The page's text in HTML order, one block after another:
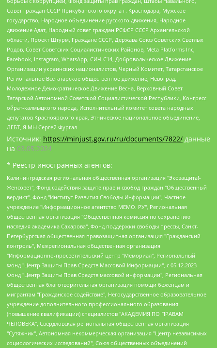
Совет граждан СССР Прикубанского округа г. Краснодара, Мужское
государство, Народное объединение русского движения, Народное
движение Адат, Народный совет граждан РСФСР СССР Архангельской
области, Проект Штурм, Граждане СССР, Держава Союз Советских Светлых
Родов, Совет Советских Социалистических Районов, Meta Platforms Inc,
Facebook, Instagram, WhatsApp, СИЧ-С14, Добровольческое Движение
Организации украинских националистов, Черный Комитет, Татарстанское
Региональное Всетатарское общественное движение, Невоград,
Молодежное Демократическое Движение Весна, Верховный Совет
Татарской Автономной Советской Социалистической Республики, Конгресс
ойрат-калмыцкого народа, Исполнительный комитет совета народных
депутатов Красноярского края, Этническое национальное объединение,
ЛГБТ, Я.МЫ Сергей Фургал
Источник: https://minjust.gov.ru/ru/documents/7822/ данные
на 03.05.2024
* Реестр иностранных агентов:
Калининградская региональная общественная организация "Экозащита!-Женсовет", Фонд содействия защите прав и свобод граждан "Общественный вердикт", Фонд "Институт Развития Свободы Информации", Частное учреждение "Информационное агентство МЕМО. РУ", Региональная общественная организация "Общественная комиссия по сохранению наследия академика Сахарова", Фонд поддержки свободы прессы, Санкт-Петербургская общественная правозащитная организация "Гражданский контроль", Межрегиональная общественная организация "Информационно-просветительский центр "Мемориал", Региональный Фонд "Центр Защиты Прав Средств Массовой Информации", с 05.12.2023 Фонд "Центр Защиты Прав Средств массовой информации", Региональная общественная благотворительная организация помощи беженцам и мигрантам "Гражданское содействие", Негосударственное образовательное учреждение дополнительного профессионального образования (повышение квалификации) специалистов "АКАДЕМИЯ ПО ПРАВАМ ЧЕЛОВЕКА", Свердловская региональная общественная организация "Сутяжник", Автономная некоммерческая организация "Центр независимых социологических исследований", Союз общественных объединений "Российский исследовательский центр по правам человека", Региональное общественное учреждение научно-информационный центр "МЕМОРИАЛ", Некоммерческая организация "Фонд защиты гласности", Автономная некоммерческая организация "Институт прав человека", Городская общественная организация "Екатеринбургское общество "МЕМОРИАЛ", Городская общественная организация "Рязанское историко-просветительское и правозащитное общество "Мемориал" (Рязанский Мемориал), Челябинский региональный орган общественной самодеятельности – женское общественное объединение "Женщины Евразии", Челябинский региональный орган общественной самодеятельности "Уральская правозащитная группа", Фонд содействия защите здоровья и социальной справедливости имени Андрея Рылькова, Автономная Некоммерческая Организация "Аналитический Центр Юрия Левады", Автономная некоммерческая организация социальной поддержки населения "Проект Апрель", Региональная общественная организация помощи женщинам и детям, находящимся в кризисной ситуации "Информационно-методический центр "Анна", Фонд содействия развитию массовых коммуникаций и правовому просвещению "Так-так-Так", Фонд содействия устойчивому развитию "Серебряная тайга", Свердловский региональный общественный фонд социальных проектов "Новое время", "Idel.Реалии", Кавказ.Реалии, Крым.Реалии, Телеканал Настоящее Время, Татаро-башкирская служба Радио Свобода (Azatliq Radiosi), Радио Свободная Европа/Радио Свобода (PCE/PC), "Сибирь.Реалии", "Фактограф", Благотворительный фонд помощи осужденным и их семьям, Автономная некоммерческая организация "Институт глобализации и социальных движений", Фонд "В защиту прав заключенных", Частное учреждение "Центр поддержки и содействия развитию средств массовой информации", Пензенский региональный общественный благотворительный фонд "Гражданский союз", "Север.Реалии", Некоммерческая организация Фонд "Правовая инициатива", Общество с ограниченной ответственностью "Радио Свободная Европа/Радио Свобода", Чешское информационное агентство "MEDIUM-ORIENT", Красноярская региональная общественная организация "Мы против СПИДа", Камалягин Денис Николаевич, Маркелов Сергей Евгеньевич, Пономарев Лев Александрович, Савицкая Людмила Алексеевна, Автономная некоммерческая организация "Центр по работе с проблемой насилия "НАСИЛИЮ.НЕТ", Межрегиональный профессиональный союз работников здравоохранения "Альянс врачей", Юридическое лицо, зарегистрированное в Латвийской Республике, SIA "Medusa Project" (регистрационный номер 40103797863, дата регистрации 10.06.2014), Некоммерческая организация "Фонд по борьбе с коррупцией", Автономная некоммерческая организация "Институт права и публичной политики", Баданин Роман Сергеевич, Гликин Максим Александрович, Железнова Мария Михайловна, Лукьянова Юлия Сергеевна, Маетная Елизавета Витальевна, Маняхин Петр Борисович, Чуракова Ольга Владимировна, Ярош Юлия Петровна, Юридическое лицо "The Insider SIA", зарегистрированное в Риге, Латвийская Республика (дата регистрации 26.06.2015), являющееся администратором доменного имени интернет-издания "The Insider SIA", https://theins.ru, Постернак Алексей Евгеньевич, Рубин Михаил Аркадьевич, Анин Роман Александрович, Юридическое лицо Istories fonds, зарегистрированное в Латвийской Республике (регистрационный номер 50008295751, дата регистрации 24.02.2020), Великовский Дмитрий Александрович, Долинина Ирина Николаевна, Мароховская Алеся Алексеевна, Шлейнов Роман Юрьевич, Шмагун Олеся Валентиновна, Общество с ограниченной ответственностью "Альтаир 2021", Общество с ограниченной ответственностью "Вега 2021", Общество с ограниченной ответственностью "Главный редактор 2021", Общество с ограниченной ответственностью "Ромашки монолит", Важенков Артем Валерьевич, Ивановская областная общественная организация "Центр гендерных исследований", Гурман Юрий Альбертович, Медиапроект "ОВД-Инфо", Егоров Владимир Владимирович, Жилинский Владимир Александрович, Общество с ограниченной ответственностью "ЗП", Иванова София Юрьевна, Карезина Инна Павловна, Кильтау Екатерина Викторовна, Петров Алексей Викторович, Пискунов Сергей Евгеньевич, Смирнов Сергей Сергеевич, Тихонов Михаил Сергеевич, Общество с ограниченной ответственностью "ЖУРНАЛИСТ-ИНОСТРАННЫЙ АГЕНТ", Арапова Галина Юрьевна, Вольтская Татьяна Анатольевна, Американская компания "Mason G.E.S. Anonymous Foundation" (США), являющаяся владельцем интернет-издания https://mnews.world/, Компания "Stichting Bellingcat", зарегистрированная в Нидерландах (дата регистрации 11.07.2018), Захаров Андрей Вячеславович, Клепиковская Екатерина Дмитриевна, Общество с ограниченной ответственностью "МЕМО", Перл Роман Александрович, Симонов Евгений Алексеевич, Соловьева Елена Анатольевна, Сотников Даниил Владимирович, Сурначева Елизавета Дмитриевна, Автономная некоммерческая организация по защите прав человека и информированию населения "Якутия – Наше Мнение", Общество с ограниченной ответственностью "Москоу диджитал медиа", с 26.01.2023 Общество с ограниченной ответственностью "Чайка Белые сады", Ветошкина Валерия Валерьевна, Заговора Максим Александрович, Межрегиональное общественное движение "Российская ЛГБТ - сеть", Оленичев Максим Владимирович, Павлов Иван Юрьевич, Скворцова Елена Сергеевна, Общество с ограниченной ответственностью "Как бы инагент", Кочетков Игорь Викторович, Общество с ограниченной ответственностью "Честные выборы", Еланчик Олег Александрович, Общество с ограниченной ответственностью "Нобелевский призыв", Гималова Регина Эмилевна, Григорьев Андрей Валерьевич, Григорьева Алина Александровна, Ассоциация по содействию защите прав призывников, альтернативнослужащих и военнослужащих "Правозащитная группа "Гражданин.Армия.Право", Хисамова Регина Фаритовна, Автономная некоммерческая организация по реализации социально-правовых программ "Лилит", Дальневосточное общественное движение "Маяк", Санкт-Петербургская ЛГБТ-инициативная группа "Выход", Инициативная группа ЛГБТ+ "Реверс", Алексеев Андрей Викторович, Бекбулатова Таисия Львовна, Беляев Иван Михайлович, Владыкина Елена Сергеевна, Гельман Марат Александрович, Никульшина Вероника Юрьевна, Толоконникова Надежда Андреевна, Шендерович Виктор Анатольевич, Общество с ограниченной ответственностью "Данное сообщение", Общество с ограниченной ответственностью Издательский дом "Новая глава", Айнбиндер Александра Александровна, Московский комьюнити-центр для ЛГБТ+инициатив, Благотворительный фонд развития филантропии, Deutsche Welle (Германия, Kurt-Schumacher-Strasse 3, 53113 Bonn), Борзунова Мария Михайловна, Воробьев Виктор Викторович, Голубева Анна Львовна, Константинова Алла Михайловна, Малкова Ирина Владимировна, Мурадов Мурад Абдулгалимович, Осетинская Елизавета Николаевна, Понасенков Евгений Николаевич, Ганапольский Матвей Юрьевич, Киселев Евгений Алексеевич, Борухович Ирина Григорьевна, Дремин Иван Тимофеевич, Дубровский Дмитрий Викторович, Красноярская региональная общественная организация поддержки и развития альтернативных образовательных технологий и межкультурных коммуникаций "ИНТЕРРА", Маяковская Екатерина Алексеевна, Фейгин Марк Захарович, Филимонов Андрей Викторович, Дзугкоева Регина Николаевна, Доброхотов Роман Александрович, Дудь Юрий Александрович, Елкин Сергей Владимирович, Кругликов Кирилл Игоревич, Сабунаева Мария Леонидовна, Семенов Алексей Владимирович, Шаинян Карен Багратович, Шульман Екатерина Михайловна, Асафьев Артур Валерьевич, Вахштайн Виктор Семенович, Венедиктов Алексей Алексеевич, Лушникова Екатерина Евгеньевна, Волков Леонид Михайлович, Невзоров Александр Глебович, Пархоменко Сергей Борисович, Сироткин Ярослав Николаевич, Кара-Мурза Владимир Владимирович, Баранова Наталья Владимировна, Гозман Леонид Яковлевич, Кагарлицкий Борис Юльевич, Климарев Михаил Валерьевич, Милов Владимир Станиславович, Автономная некоммерческая организация Краснодарский центр современного искусства "Типография", Моргенштерн Алишер Тагирович, Соболь Любовь Эдуардовна, Общество с ограниченной ответственностью "ЛИЗА НОРМ", Каспаров Гарри Кимович, Ходорковский Михаил Борисович, Общество с ограниченной ответственностью "Апрельские тезисы", Данилович Ирина Брониславовна, Кашин Олег Владимирович, Петров Николай Владимирович, Пивоваров Алексей Владимирович, Соколов Михаил Владимирович, Цветкова Юлия Владимировна, Чичваркин Евгений Александрович, Комитет против пыток/Команда против пыток, Общество с ограниченной ответственностью "Первый научный", Общество с ограниченной ответственностью "Вертолет и ко", Белоцерковская Вероника Борисовна, Кац Максим Евгеньевич, Лазарева Татьяна Юрьевна, Шаведдинов Руслан Табризович, Яшин Илья Валерьевич, Общество с ограниченной ответственностью "Иноагент ААВ", Алешковский Дмитрий Петрович, Альбац Евгения Марковна, Быков Дмитрий Львович, Галямина Юлия Евгеньевна, Лойко Сергей Леонидович, Мартынов Кирилл Константинович, Медведев Сергей Александрович, Крашенинников Федор Геннадиевич, Гордеева Катерина Вл